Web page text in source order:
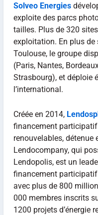
Solveo Energies
exploite des parcs
tailles. Plus de 320
exploitation. En plus de
Toulouse, le groupe
(Paris, Nantes,
Strasbourg), et déploie
l’international.
Créée en 2014,
financement participatif
renouvelables, détenue
Lendocompany, qui
Lendopolis, est un
financement
avec plus de 800
000 membres inscrits
1200 projets d’énergie